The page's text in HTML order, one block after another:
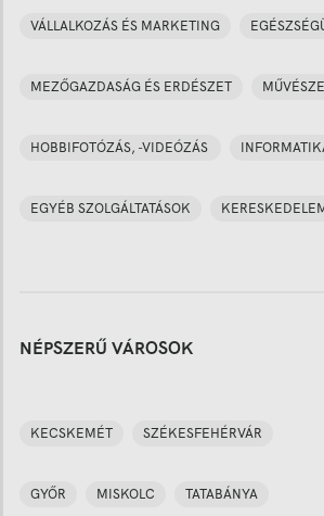
VÁLLALKOZÁS ÉS MARKETING
MEZŐGAZDASÁG ÉS ERDÉSZET
HOBBIFOTÓZÁS, -VIDEÓZÁS
EGYÉB SZOLGÁLTATÁSOK
NÉPSZERŰ VÁROSOK
KECSKEMÉT SZÉKESFEHÉRVÁR
GYŐR MISKOLC TATABÁNYA